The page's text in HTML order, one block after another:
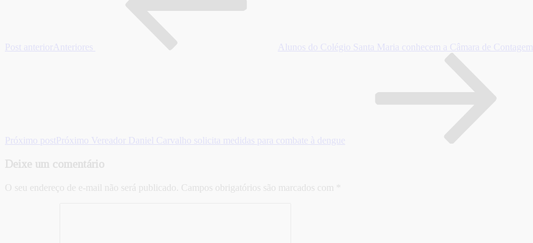
Post anterior Anteriores Alunos do Colégio Santa Maria conhecem a Câmara de Contagem
Próximo post Próximo Vereador Daniel Carvalho solicita medidas para combate à dengue
Deixe um comentário
O seu endereço de e-mail não será publicado. Campos obrigatórios são marcados com